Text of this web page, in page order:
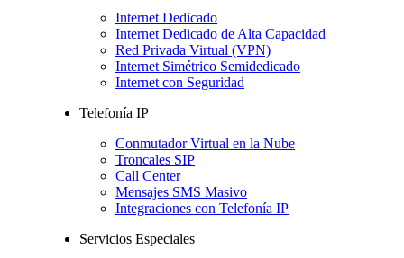
Internet Dedicado
Internet Dedicado de Alta Capacidad
Red Privada Virtual (VPN)
Internet Simétrico Semidedicado
Internet con Seguridad
Telefonía IP
Conmutador Virtual en la Nube
Troncales SIP
Call Center
Mensajes SMS Masivo
Integraciones con Telefonía IP
Servicios Especiales